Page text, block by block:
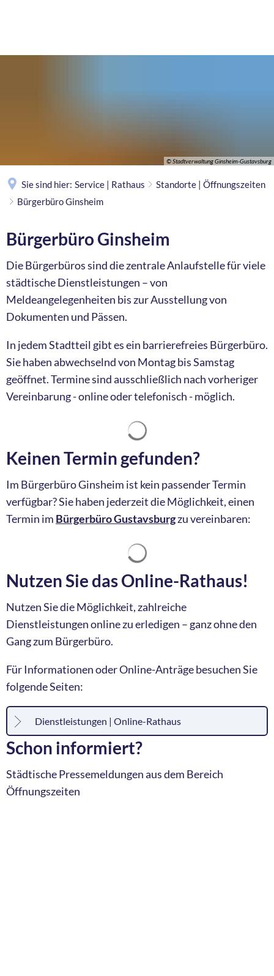
© Stadtverwaltung Ginsheim-Gustavsburg
Sie sind hier: Service | Rathaus
Standorte | Öffnungszeiten
Bürgerbüro Ginsheim
Bürgerbüro Ginsheim
Die Bürgerbüros sind die zentrale Anlaufstelle für viele
städtische Dienstleistungen – von
Meldeangelegenheiten bis zur Ausstellung von
Dokumenten und Pässen.
In jedem Stadtteil gibt es ein barrierefreies Bürgerbüro.
Sie haben abwechselnd von Montag bis Samstag
geöffnet. Termine sind ausschließlich nach vorheriger
Vereinbarung - online oder telefonisch - möglich.
Keinen Termin gefunden?
Im Bürgerbüro Ginsheim ist kein passender Termin
verfügbar? Sie haben jederzeit die Möglichkeit, einen
Termin im Bürgerbüro Gustavsburgzu vereinbaren:
Nutzen Sie das Online-Rathaus!
Nutzen Sie die Möglichkeit, zahlreiche
Dienstleistungen online zu erledigen – ganz ohne den
Gang zum Bürgerbüro.
Für Informationen oder Online-Anträge besuchen Sie
folgende Seiten:
Dienstleistungen | Online-Rathaus
Schon informiert?
Städtische Pressemeldungen aus dem Bereich
Öffnungszeiten